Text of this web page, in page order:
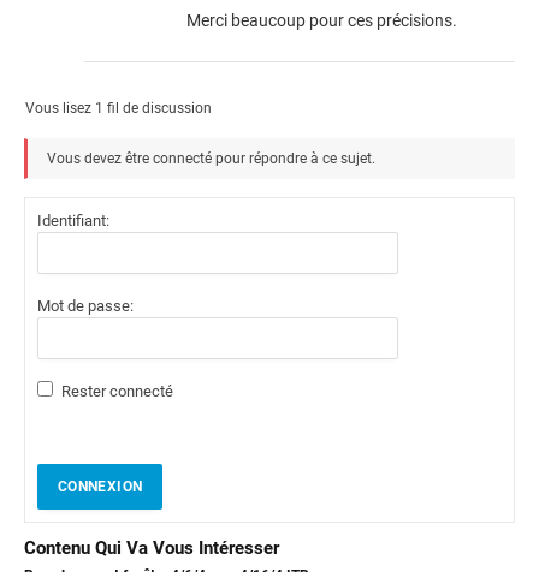
Merci beaucoup pour ces précisions.
Vous lisez 1 fil de discussion
Vous devez être connecté pour répondre à ce sujet.
Identifiant:
Mot de passe:
Rester connecté
CONNEXION
Contenu Qui Va Vous Intéresser